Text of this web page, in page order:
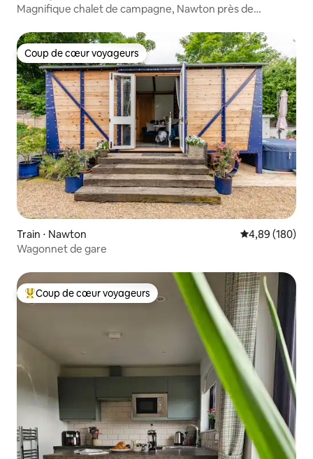
Magnifique chalet de campagne, Nawton près de
Coup de cœur voyageurs
Coup de cœur voyageurs
Train ⋅ Nawton Évaluation
4,89 (180)
Wagonnet de gare
Coups de cœur voyageurs les plus appréciés
Coup de cœur voyageurs